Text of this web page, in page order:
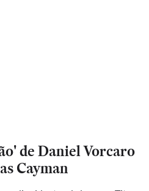
de Daniel Vorcaro
Cayman